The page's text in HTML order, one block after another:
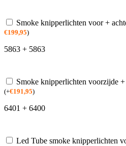
Smoke knipperlichten voor +
€199,95)
5863 + 5863
Smoke knipperlichten voorzijde
(+€191,95)
6401 + 6400
Led Tube smoke knipperlichten